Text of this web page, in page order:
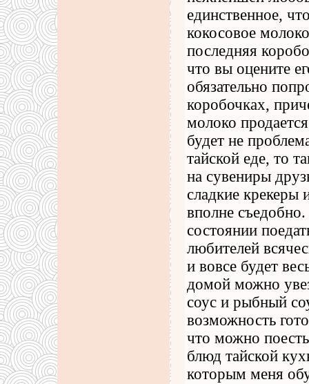
единственное,
кокосовое
последняя
что вы оцените
обязательно
коробочках,
молоко
будет не
тайской еде, то
на сувениры
сладкие крекеры
вполне
состоянии
любителей
и вовсе будет
домой можно
соус и рыбный
возможность
что можно
блюд тайской
которым меня